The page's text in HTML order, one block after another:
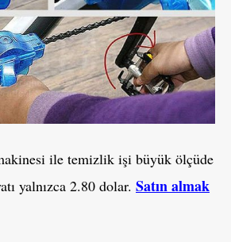
ile temizlik işi büyük ölçüde
yalnızca 2.80 dolar. Satın almak